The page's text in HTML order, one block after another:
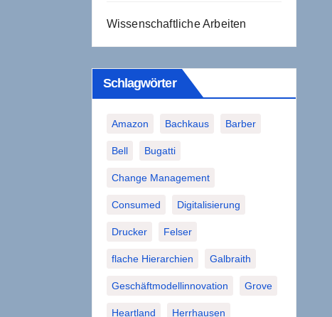
Wissenschaftliche Arbeiten
Schlagwörter
Amazon Bachkaus Barber
Bell Bugatti
Change Management
Consumed Digitalisierung
Drucker Felser
flache Hierarchien Galbraith
Geschäftmodellinnovation Grove
Heartland Herrhausen